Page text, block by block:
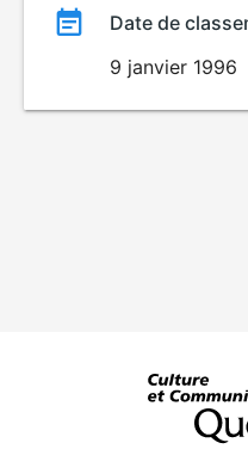
Date de
9 janvier 1996